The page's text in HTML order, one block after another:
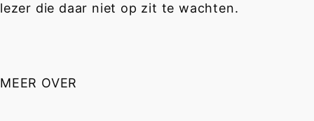
lezer die daar niet op zit te wachten.
MEER OVER